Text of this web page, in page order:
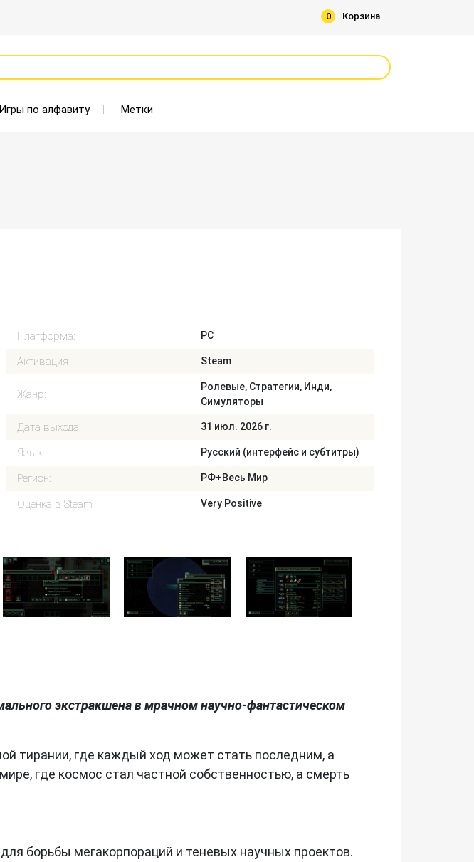
Корзина
0
Игры по алфавиту Метки
Платформа: PC
Активация Steam
Жанр:
Ролевые, Стратегии, Инди,
Симуляторы
Дата выхода: 31 июл. 2026 г.
Язык: Русский (интерфейс и субтитры)
Регион: РФ+Весь Мир
Оценка в Steam Very Positive
экстракшена в мрачном научно-фантастическом
тирании, где каждый ход может стать последним, а
где космос стал частной собственностью, а смерть
борьбы мегакорпораций и теневых научных проектов.